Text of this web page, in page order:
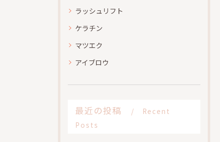
ラッシュリフト
ケラチン
マツエク
アイブロウ
最近の投稿
Recent
Posts